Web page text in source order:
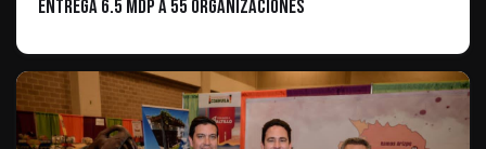
entrega 6.5 mdp a 55 organizaciones